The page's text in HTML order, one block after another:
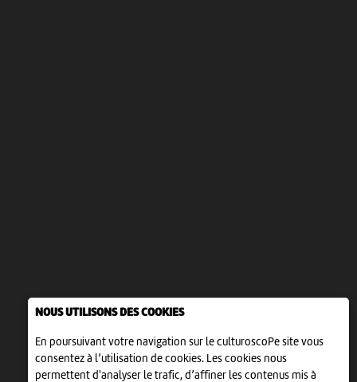
NOUS UTILISONS DES COOKIES
En poursuivant votre navigation sur le culturoscoPe site vous
consentez à l’utilisation de cookies. Les cookies nous
permettent d'analyser le trafic, d’affiner les contenus mis à